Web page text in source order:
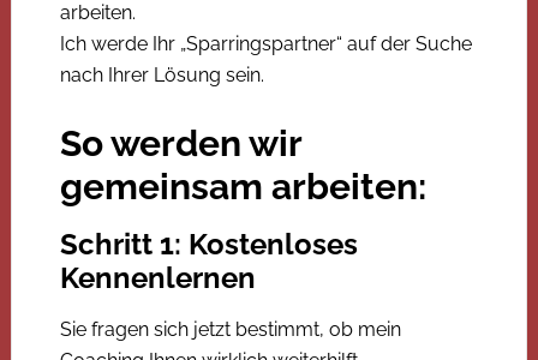
arbeiten.
Ich werde Ihr „Sparringspartner“ auf der Suche
nach Ihrer Lösung sein.
So werden wir
gemeinsam arbeiten:
Schritt 1: Kostenloses
Kennenlernen
Sie fragen sich jetzt bestimmt, ob mein